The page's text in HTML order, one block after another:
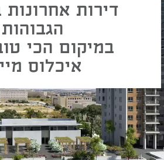
דירות אחרונות
הגבוהות
במיקום הכי
איכלוס